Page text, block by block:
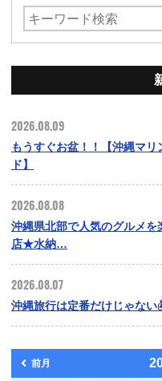
2026.08.09
もうすぐお盆！！【沖縄マ
ド】
2026.08.08
沖縄県北部で人気のグルメを
店★水納…
2026.08.07
沖縄旅行は定番だけじゃな
前月